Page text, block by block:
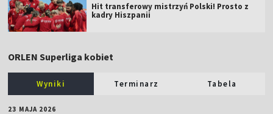
Hit transferowy mistrzyń Polski! Prosto z
kadry Hiszpanii
ORLEN Superliga kobiet
Wyniki Terminarz Tabela
23 MAJA 2026